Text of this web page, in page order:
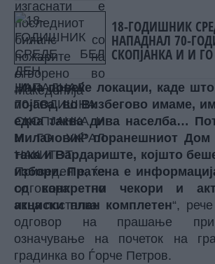
18-ГОДИШНИК
НАПАДНАЛ 70-
СКОПЈАНКА И И
НАКИТОТ -
одговара по итна
„Има повеќе локации, каде
појава, во Визбегово имаме,
една таква дива населба…
Милановиќ’ поранешниот Дом
така и Вардариште, којшто
избори. Пратена е
со конкретни чекори и
акциски план комплетен“,
одговор на прашање при
означување на почеток на
градинка во Ѓорче Петров.